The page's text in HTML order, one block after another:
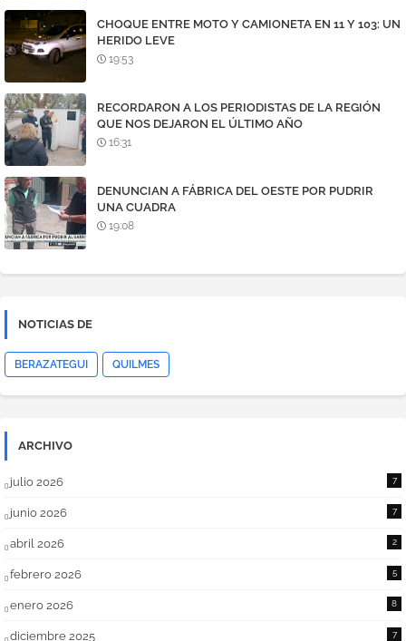
CHOQUE ENTRE MOTO Y CAMIONETA EN 11 Y 103: UN
HERIDO LEVE
19:53
RECORDARON A LOS PERIODISTAS DE LA REGIÓN
QUE NOS DEJARON EL ÚLTIMO AÑO
16:31
DENUNCIAN A FÁBRICA DEL OESTE POR PUDRIR
UNA CUADRA
19:08
NOTICIAS DE
BERAZATEGUI QUILMES
ARCHIVO
julio 2026 7
junio 2026 7
abril 2026 2
febrero 2026 5
enero 2026 8
diciembre 2025 7